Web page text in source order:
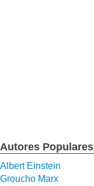
Autores Populares
Albert Einstein
Groucho Marx